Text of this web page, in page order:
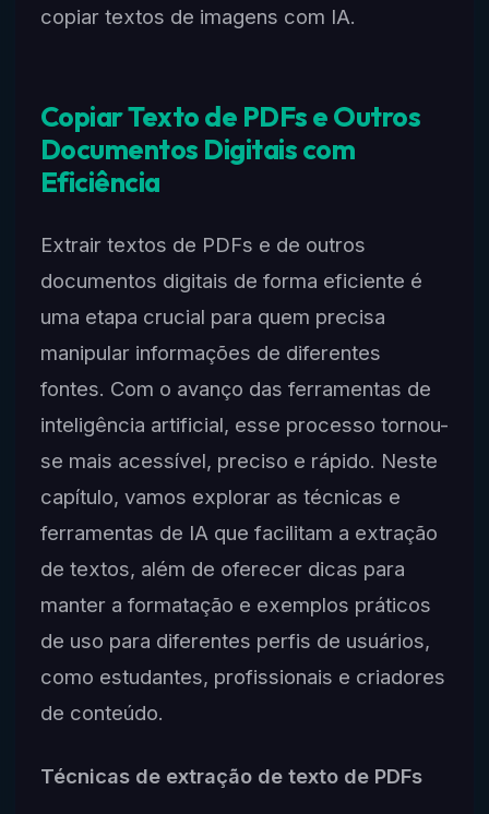
copiar textos de imagens com IA.
Copiar Texto de PDFs e Outros
Documentos Digitais com
Eficiência
Extrair textos de PDFs e de outros
documentos digitais de forma eficiente é
uma etapa crucial para quem precisa
manipular informações de diferentes
fontes. Com o avanço das ferramentas de
inteligência artificial, esse processo tornou-
se mais acessível, preciso e rápido. Neste
capítulo, vamos explorar as técnicas e
ferramentas de IA que facilitam a extração
de textos, além de oferecer dicas para
manter a formatação e exemplos práticos
de uso para diferentes perfis de usuários,
como estudantes, profissionais e criadores
de conteúdo.
Técnicas de extração de texto de PDFs